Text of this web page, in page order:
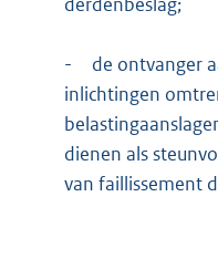
-
de ontvanger
inlichtingen
dienen als
van faillissement